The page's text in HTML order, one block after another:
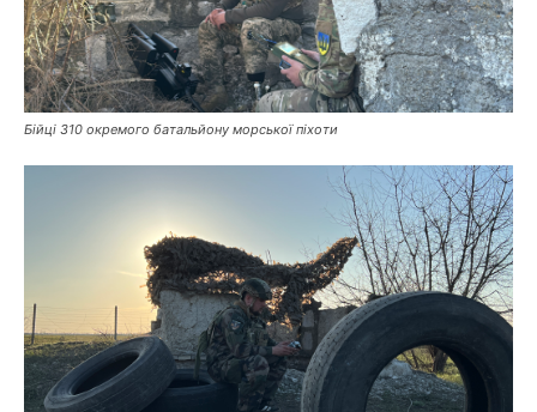
Бійці 310 окремого батальйону морської піхоти